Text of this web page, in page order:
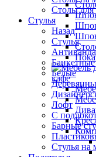
кафе
Столы для
Стулья
Назад
Стулья
Банкетные
Белые
Лофт
С
Барные
Стулья на